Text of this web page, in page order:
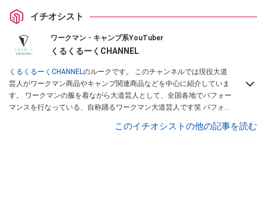
イチオシスト
ワークマン・キャンプ系YouTuber
くるくるーくCHANNEL
くるくるーくCHANNELのルークです。 このチャンネルでは現役大道
芸人がワークマン商品やキャンプ関連商品などを中心に紹介していま
す。 ワークマンの服を着ながら大道芸人として、全国各地でパフォー
マンスを行なっている、自称踊るワークマン大道芸人です笑 パフォー
このイチオシストの他の記事を読む